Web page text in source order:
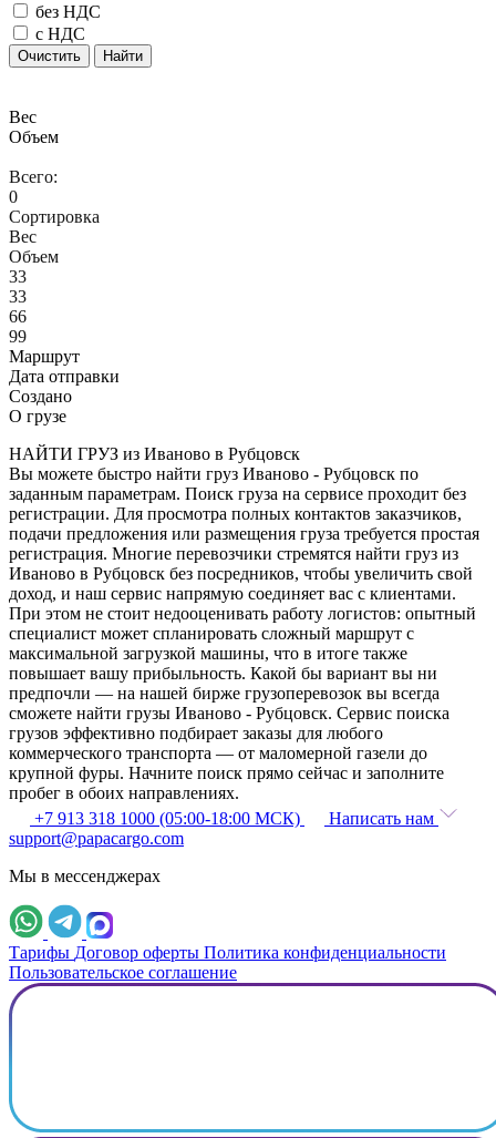
без НДС
с НДС
Очистить Найти
Вес
Объем
Всего:
0
Сортировка
Вес
Объем
33
33
66
99
Маршрут
Дата отправки
Создано
О грузе
НАЙТИ ГРУЗ из Иваново в Рубцовск
Вы можете быстро найти груз Иваново - Рубцовск по
заданным параметрам. Поиск груза на сервисе проходит без
регистрации. Для просмотра полных контактов заказчиков,
подачи предложения или размещения груза требуется простая
регистрация. Многие перевозчики стремятся найти груз из
Иваново в Рубцовск без посредников, чтобы увеличить свой
доход, и наш сервис напрямую соединяет вас с клиентами.
При этом не стоит недооценивать работу логистов: опытный
специалист может спланировать сложный маршрут с
максимальной загрузкой машины, что в итоге также
повышает вашу прибыльность. Какой бы вариант вы ни
предпочли — на нашей бирже грузоперевозок вы всегда
сможете найти грузы Иваново - Рубцовск. Сервис поиска
грузов эффективно подбирает заказы для любого
коммерческого транспорта — от маломерной газели до
крупной фуры. Начните поиск прямо сейчас и заполните
пробег в обоих направлениях.
+7 913 318 1000 (05:00-18:00 МСК)
Написать нам
support@papacargo.com
Мы в мессенджерах
Тарифы Договор оферты Политика конфиденциальности
Пользовательское соглашение